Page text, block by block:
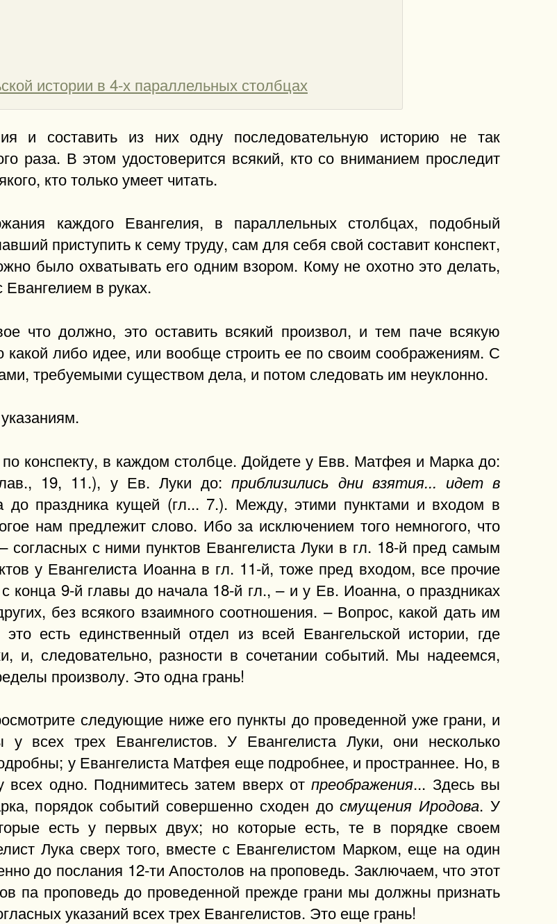
истории в 4-х параллельных столбцах
и составить из них одну последовательную историю не так
раза. В этом удостоверится всякий, кто со вниманием проследит
кто только умеет читать.
каждого Евангелия, в параллельных столбцах, подобный
приступить к сему труду, сам для себя свой составит конспект,
было охватывать его одним взором. Кому не охотно это делать,
в руках.
что должно, это оставить всякий произвол, и тем паче всякую
какой либо идее, или вообще строить ее по своим соображениям. С
требуемыми существом дела, и потом следовать им неуклонно.
конспекту, в каждом столбце. Дойдете у Евв. Матфея и Марка до:
19, 11.), у Ев. Луки до: приблизились дни взятия... идет в
праздника кущей (гл... 7.). Между, этими пунктами и входом в
нам предлежит слово. Ибо за исключением того немногого, что
с ними пунктов Евангелиста Луки в гл. 18-й пред самым
у Евангелиста Иоанна в гл. 11-й, тоже пред входом, все прочие
конца 9-й главы до начала 18-й гл., – и у Ев. Иоанна, о праздниках
без всякого взаимного соотношения. – Вопрос, какой дать им
есть единственный отдел из всей Евангельской истории, где
и, следовательно, разности в сочетании событий. Мы надеемся,
произволу. Это одна грань!
следующие ниже его пункты до проведенной уже грани, и
всех трех Евангелистов. У Евангелиста Луки, они несколько
у Евангелиста Матфея еще подробнее, и пространнее. Но, в
всех одно. Поднимитесь затем вверх отпреображения... Здесь вы
порядок событий совершенно сходен досмущения Иродова. У
есть у первых двух; но которые есть, те в порядке своем
Лука сверх того, вместе с Евангелистом Марком, еще на один
до послания 12‑ти Апостолов на проповедь. Заключаем, что этот
па проповедь до проведенной прежде грани мы должны признать
указаний всех трех Евангелистов. Это еще грань!